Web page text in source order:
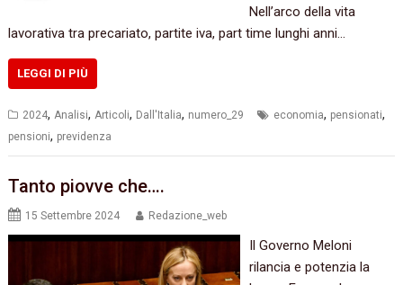
Nell’arco della vita
lavorativa tra precariato, partite iva, part time lunghi anni…
LEGGI DI PIÙ
2024,Analisi,Articoli, Dall'Italia, numero_29 economia, pensionati,
pensioni, previdenza
Tanto piovve che….
15 Settembre 2024 Redazione_web
Il Governo Meloni
rilancia e potenzia la